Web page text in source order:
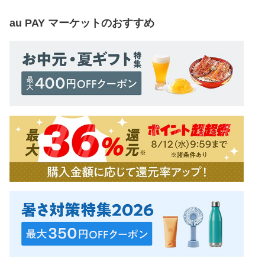
au PAY マーケットのおすすめ